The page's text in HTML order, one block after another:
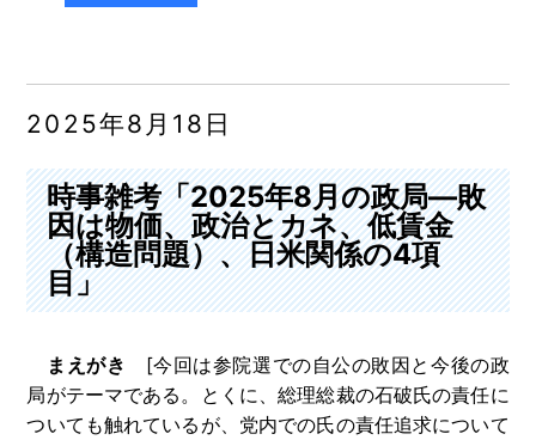
2025年8月18日
時事雑考「2025年8月の政局―敗
因は物価、政治とカネ、低賃金
（構造問題）、日米関係の4項
目」
まえがき
[今回は参院選での自公の敗因と今後の政
局がテーマである。とくに、総理総裁の石破氏の責任に
ついても触れているが、党内での氏の責任追求について